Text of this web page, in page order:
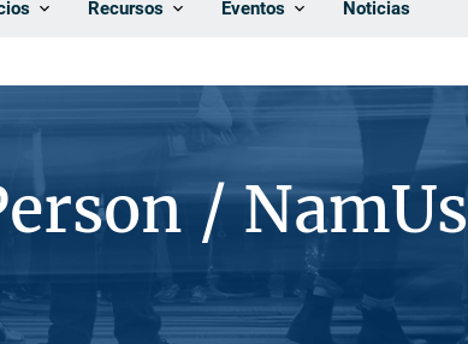
Recursos Eventos Noticias
/ NamUs